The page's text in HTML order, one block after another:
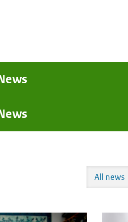
All news